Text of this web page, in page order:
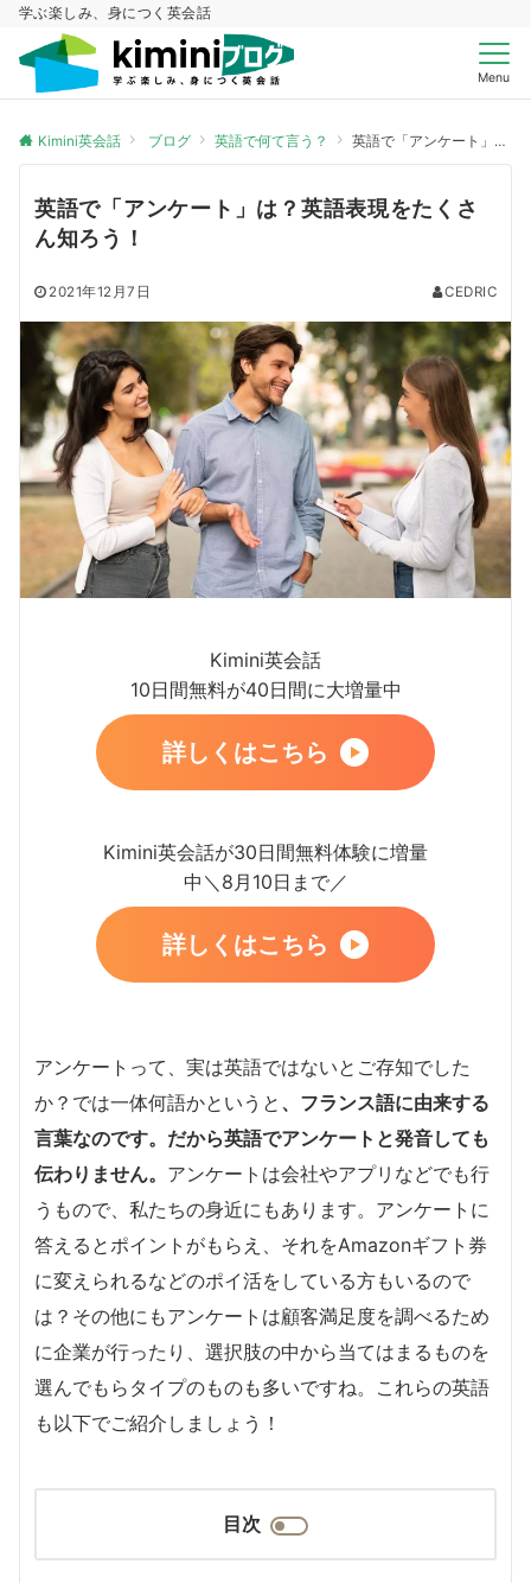
学ぶ楽しみ、身につく英会話
Menu
Kimini英会話 ブログ 英語で何て言う？ 英語で「アンケート」は？英語表現をたくさん知ろう！
英語で「アンケート」は？英語表現をたくさ
ん知ろう！
2021年12月7日 CEDRIC
Kimini英会話
10日間無料が40日間に大増量中
詳しくはこちら
Kimini英会話が30日間無料体験に増量
中＼8月10日まで／
詳しくはこちら
アンケートって、実は英語ではないとご存知でした
か？では一体何語かというと 、フランス語に由来する
言葉なのです。だから英語でアンケートと発音しても
伝わりません。 アンケートは会社やアプリなどでも行
うもので、私たちの身近にもあります。アンケートに
答えるとポイントがもらえ、それをAmazonギフト券
に変えられるなどのポイ活をしている方もいるので
は？その他にもアンケートは顧客満足度を調べるため
に企業が行ったり、選択肢の中から当てはまるものを
選んでもらタイプのものも多いですね。これらの英語
も以下でご紹介しましょう！
目次